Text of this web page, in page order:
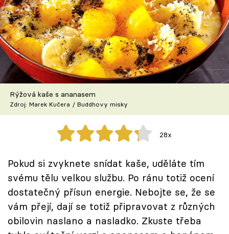
Recepty
Články
TV Program
Škola vaření
Recepty z TV
Speciál: Cuketa
Těhotnej kuchař
Sledujte prima+
Přihlášení
Rýžová kaše s ananasem
Zdroj: Marek Kučera / Buddhovy misky
28x
Pokud si zvyknete snídat kaše, uděláte tím
svému tělu velkou službu. Po ránu totiž ocení
dostatečný přísun energie. Nebojte se, že se
vám přejí, dají se totiž připravovat z různých
obilovin naslano a nasladko. Zkuste třeba